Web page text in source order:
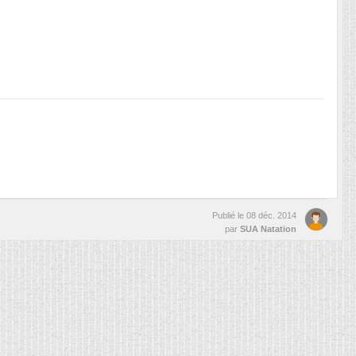
Publié le 08 déc. 2014
par SUA Natation